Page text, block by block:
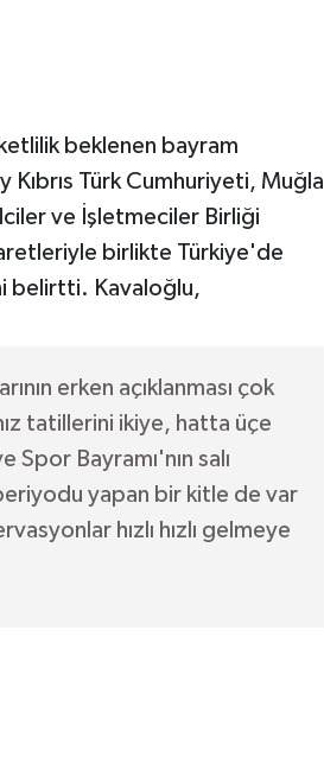
beklenen bayram
Kıbrıs Türk Cumhuriyeti, Muğla
ve İşletmeciler Birliği
birlikte Türkiye'de
belirtti. Kavaloğlu,
erken açıklanması çok
tatillerini ikiye, hatta üçe
Spor Bayramı'nın salı
yapan bir kitle de var
hızlı hızlı gelmeye